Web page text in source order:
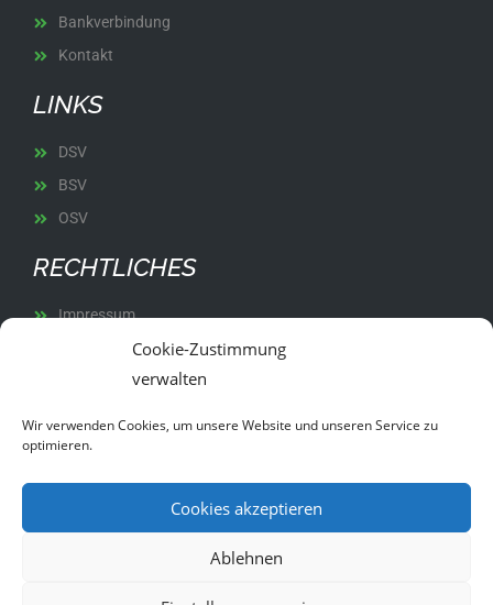
Cookie-Zustimmung
verwalten
Wir verwenden Cookies, um unsere Website und unseren Service zu
optimieren.
Cookies akzeptieren
Ablehnen
Bankverbindung
Kontakt
LINKS
DSV
BSV
OSV
RECHTLICHES
Impressum
Datenschutz
© 2024 Ski-Club Burglengenfeld | Umsetzung R1